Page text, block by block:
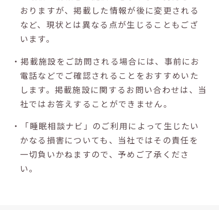
おりますが、掲載した情報が後に変更される
など、現状とは異なる点が生じることもござ
います。
・掲載施設をご訪問される場合には、事前にお
電話などでご確認されることをおすすめいた
します。掲載施設に関するお問い合わせは、当
社ではお答えすることができません。
・「睡眠相談ナビ」のご利用によって生じたい
かなる損害についても、当社ではその責任を
一切負いかねますので、予めご了承くださ
い。